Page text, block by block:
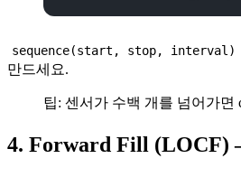
sequence(start, stop, interval)
만드세요.
팁: 센서가 수백 개를 넘어가면
4. Forward Fill (LOCF)